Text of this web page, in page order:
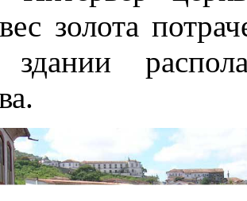
золота